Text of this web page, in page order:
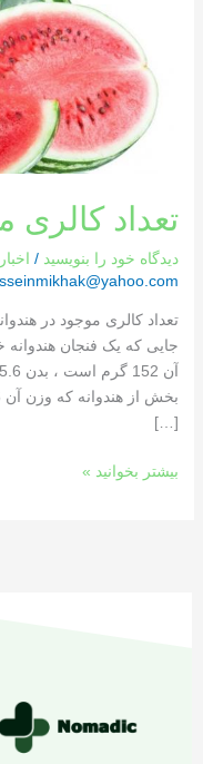
تعداد کالری
دیدگاه‌ خود را بنویسید /
جایی که یک فنجان
[…]
هندوانه
بیشتر بخوانید »